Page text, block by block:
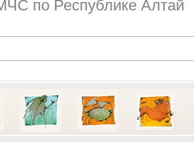
по Республике Алтай